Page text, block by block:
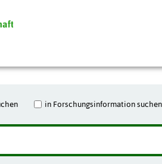
in Forschungsinformation suchen